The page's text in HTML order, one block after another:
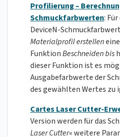
Profilierung –
Schmuckfarbwerten:
DeviceN-
Materialprofil erstellen
FunktionBeschneiden bis
dieser Funktion ist es
Ausgabefarbwerte der
des gewählten Wertes zu
Cartes Laser Cutter-
Version werden für das
Laser Cutter« weitere